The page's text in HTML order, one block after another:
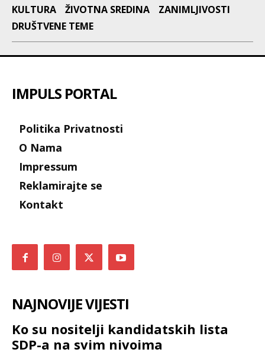
KULTURA
ŽIVOTNA SREDINA
ZANIMLJIVOSTI
DRUŠTVENE TEME
IMPULS PORTAL
Politika Privatnosti
O Nama
Impressum
Reklamirajte se
Kontakt
NAJNOVIJE VIJESTI
Ko su nositelji kandidatskih lista
SDP-a na svim nivoima